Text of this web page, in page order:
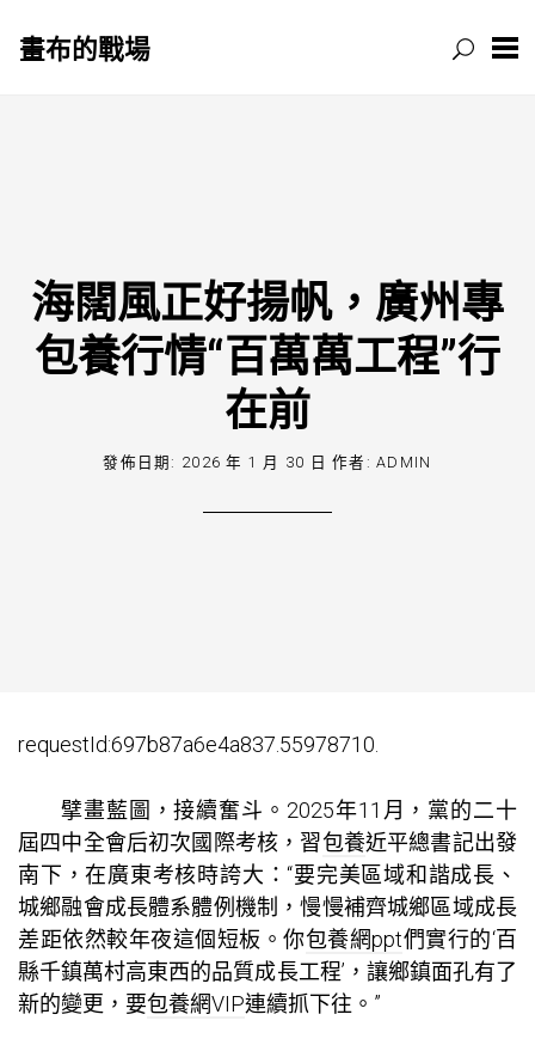
畫布的戰場
海闊風正好揚帆，廣州專
包養行情“百萬萬工程”行
在前
發佈日期: 2026 年 1 月 30 日 作者:ADMIN
requestId:697b87a6e4a837.55978710.
擘畫藍圖，接續奮斗。2025年11月，黨的二十
屆四中全會后初次國際考核，習包養近平總書記出發
南下，在廣東考核時誇大：“要完美區域和諧成長、
城鄉融會成長體系體例機制，慢慢補齊城鄉區域成長
差距依然較年夜這個短板。你包養網ppt們實行的‘百
縣千鎮萬村高東西的品質成長工程’，讓鄉鎮面孔有了
新的變更，要包養網VIP連續抓下往。”